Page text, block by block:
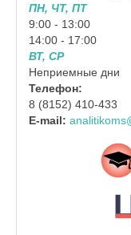
ПН, ЧТ, ПТ
9:00 - 13:00
14:00 - 17:00
ВТ, СР
Неприемные дни
Телефон:
8 (8152) 410-433
E-mail: